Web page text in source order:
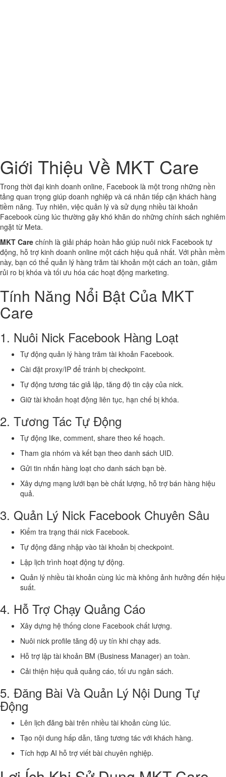
Giới Thiệu Về MKT Care
Trong thời đại kinh doanh online, Facebook là một trong những nền
tảng quan trọng giúp doanh nghiệp và cá nhân tiếp cận khách hàng
tiềm năng. Tuy nhiên, việc quản lý và sử dụng nhiều tài khoản
Facebook cùng lúc thường gây khó khăn do những chính sách nghiêm
ngặt từ Meta.
MKT Care chính là giải pháp hoàn hảo giúp nuôi nick Facebook tự
động, hỗ trợ kinh doanh online một cách hiệu quả nhất. Với phần mềm
này, bạn có thể quản lý hàng trăm tài khoản một cách an toàn, giảm
rủi ro bị khóa và tối ưu hóa các hoạt động marketing.
Tính Năng Nổi Bật Của MKT
Care
1. Nuôi Nick Facebook Hàng Loạt
Tự động quản lý hàng trăm tài khoản Facebook.
Cài đặt proxy/IP để tránh bị checkpoint.
Tự động tương tác giả lập, tăng độ tin cậy của nick.
Giữ tài khoản hoạt động liên tục, hạn chế bị khóa.
2. Tương Tác Tự Động
Tự động like, comment, share theo kế hoạch.
Tham gia nhóm và kết bạn theo danh sách UID.
Gửi tin nhắn hàng loạt cho danh sách bạn bè.
Xây dựng mạng lưới bạn bè chất lượng, hỗ trợ bán hàng hiệu
quả.
3. Quản Lý Nick Facebook Chuyên Sâu
Kiểm tra trạng thái nick Facebook.
Tự động đăng nhập vào tài khoản bị checkpoint.
Lập lịch trình hoạt động tự động.
Quản lý nhiều tài khoản cùng lúc mà không ảnh hưởng đến hiệu
suất.
4. Hỗ Trợ Chạy Quảng Cáo
Xây dựng hệ thống clone Facebook chất lượng.
Nuôi nick profile tăng độ uy tín khi chạy ads.
Hỗ trợ lập tài khoản BM (Business Manager) an toàn.
Cải thiện hiệu quả quảng cáo, tối ưu ngân sách.
5. Đăng Bài Và Quản Lý Nội Dung Tự
Động
Lên lịch đăng bài trên nhiều tài khoản cùng lúc.
Tạo nội dung hấp dẫn, tăng tương tác với khách hàng.
Tích hợp AI hỗ trợ viết bài chuyên nghiệp.